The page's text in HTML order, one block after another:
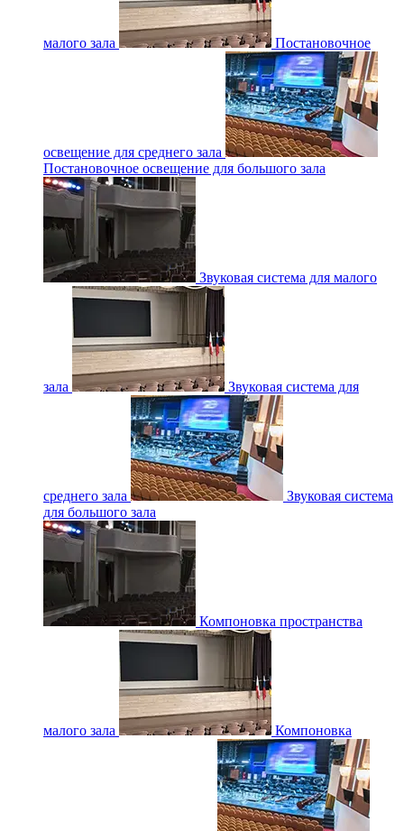
малого зала Постановочное
освещение для среднего зала
Постановочное освещение для большого зала
Звуковая система для малого
зала Звуковая система для
среднего зала
Звуковая система
для большого зала
Компоновка пространства
малого зала Компоновка